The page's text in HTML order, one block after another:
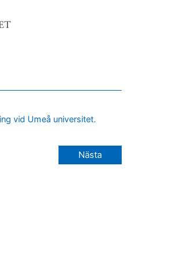
vid Umeå universitet.
Nästa